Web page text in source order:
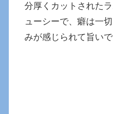
分厚くカットされた
ューシーで、癖は一
みが感じられて旨いで